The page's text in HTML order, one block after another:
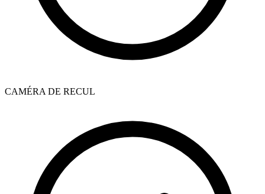
CAMÉRA DE RECUL